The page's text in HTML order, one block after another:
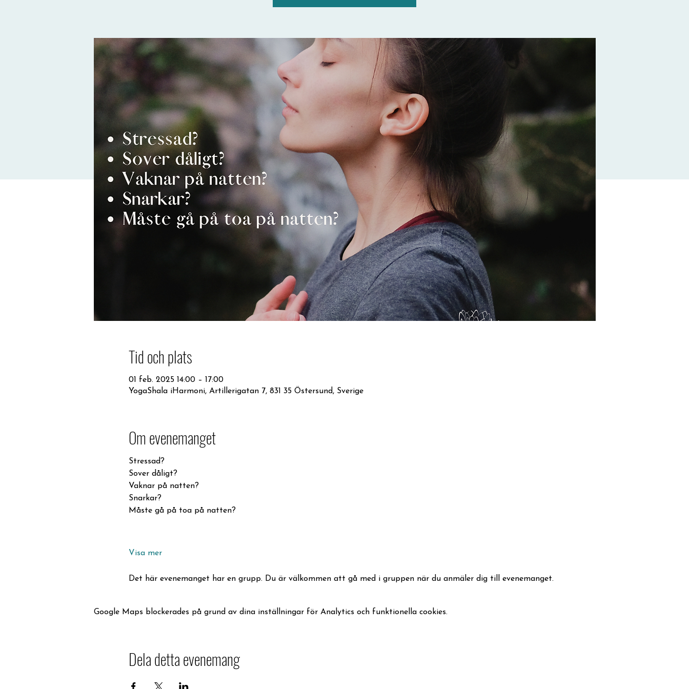
Tid och plats
01 feb. 2025 14:00 – 17:00
YogaShala iHarmoni, Artillerigatan 7, 831 35 Östersund, Sverige
Om evenemanget
Stressad?
Sover dåligt?
Vaknar på natten?
Snarkar?
Måste gå på toa på natten?
Visa mer
Det här evenemanget har en grupp. Du är välkommen att gå med i gruppen när du anmäler dig till evenemanget.
Google Maps blockerades på grund av dina inställningar för Analytics och funktionella cookies.
Dela detta evenemang